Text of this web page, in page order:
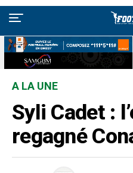
A LA UNE
Syli Cadet :
regagné